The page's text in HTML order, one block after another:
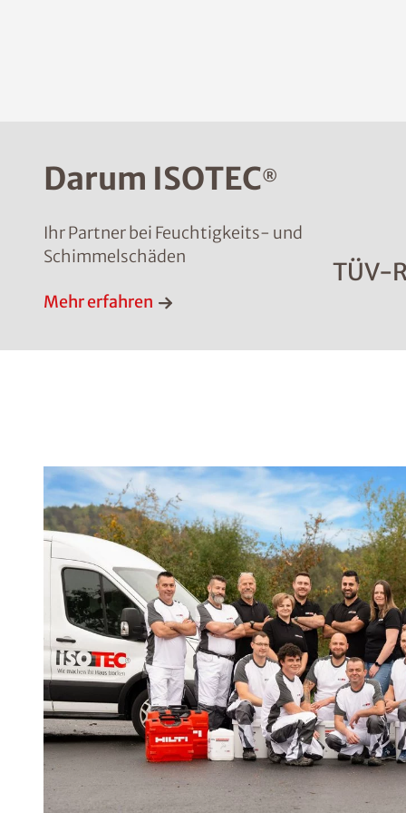
Darum ISOTEC®
Ihr Partner bei Feuchtigkeits- und
Schimmelschäden
Mehr erfahren
TÜV-